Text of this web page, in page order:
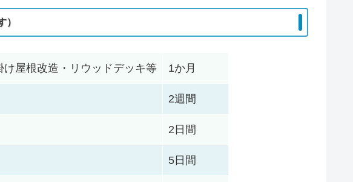
屋根改造・リウッドデッキ等 1か月
2週間
2日間
5日間